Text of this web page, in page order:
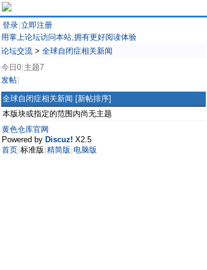
登录 立即注册
用掌上论坛访问本站,拥有更好阅读体验
论坛交流 > 全球自闭症相关新闻
今日0 主题7
发帖
全球自闭症相关新闻 [新帖排序]
本版块或指定的范围内尚无主题
黄色仓库官网
Powered by Discuz! X2.5
首页 标准版 精简版 电脑版